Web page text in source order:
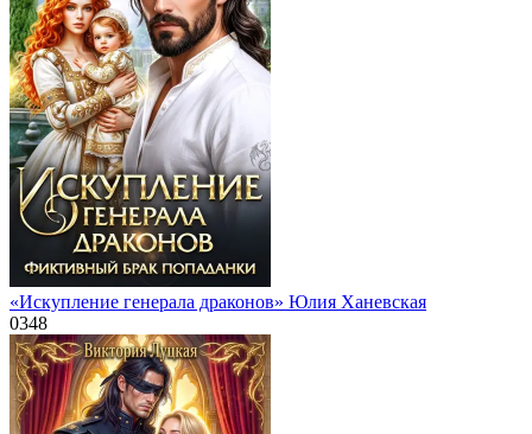
«Искупление генерала драконов» Юлия Ханевская
0348